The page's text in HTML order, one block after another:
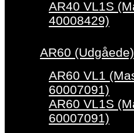
AR40 VL1S
40008429)
AR60 (Udgåede)
AR60 VL1
60007091)
AR60 VL1S
60007091)